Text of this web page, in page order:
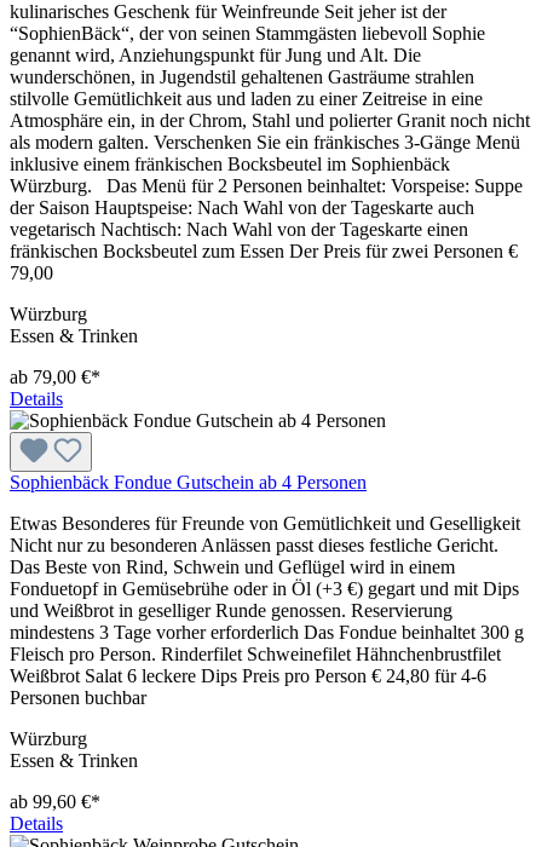
kulinarisches Geschenk für Weinfreunde Seit jeher ist der
“SophienBäck“, der von seinen Stammgästen liebevoll Sophie
genannt wird, Anziehungspunkt für Jung und Alt. Die
wunderschönen, in Jugendstil gehaltenen Gasträume strahlen
stilvolle Gemütlichkeit aus und laden zu einer Zeitreise in eine
Atmosphäre ein, in der Chrom, Stahl und polierter Granit noch nicht
als modern galten. Verschenken Sie ein fränkisches 3-Gänge Menü
inklusive einem fränkischen Bocksbeutel im Sophienbäck
Würzburg. Das Menü für 2 Personen beinhaltet: Vorspeise: Suppe
der Saison Hauptspeise: Nach Wahl von der Tageskarte auch
vegetarisch Nachtisch: Nach Wahl von der Tageskarte einen
fränkischen Bocksbeutel zum Essen Der Preis für zwei Personen €
79,00
Würzburg
Essen & Trinken
ab 79,00 €*
Details
Sophienbäck Fondue Gutschein ab 4 Personen
Etwas Besonderes für Freunde von Gemütlichkeit und Geselligkeit
Nicht nur zu besonderen Anlässen passt dieses festliche Gericht.
Das Beste von Rind, Schwein und Geflügel wird in einem
Fonduetopf in Gemüsebrühe oder in Öl (+3 €) gegart und mit Dips
und Weißbrot in geselliger Runde genossen. Reservierung
mindestens 3 Tage vorher erforderlich Das Fondue beinhaltet 300 g
Fleisch pro Person. Rinderfilet Schweinefilet Hähnchenbrustfilet
Weißbrot Salat 6 leckere Dips Preis pro Person € 24,80 für 4-6
Personen buchbar
Würzburg
Essen & Trinken
ab 99,60 €*
Details